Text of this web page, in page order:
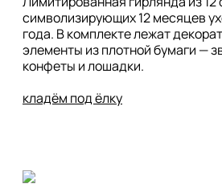
символизирующих 12 месяцев
года. В комплекте лежат
элементы из плотной бумаги —
конфеты и лошадки.
кладём под ёлку